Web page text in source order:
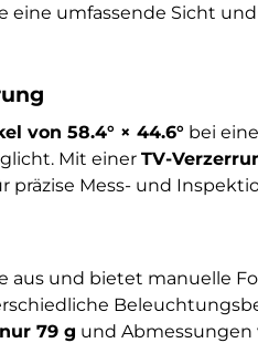
umfassende Sicht
von 58.4° × 44.6°bei
Mit einer TV-
präzise Mess- und
aus und bietet manuelle
79 g und Abmessungen